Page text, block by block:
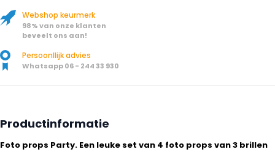
Webshop keurmerk
98% van onze klanten
beveelt ons aan!
Persoonllijk advies
Whatsapp 06 - 244 33 930
Productinformatie
Foto props Party. Een leuke set van 4 foto props van 3 brillen